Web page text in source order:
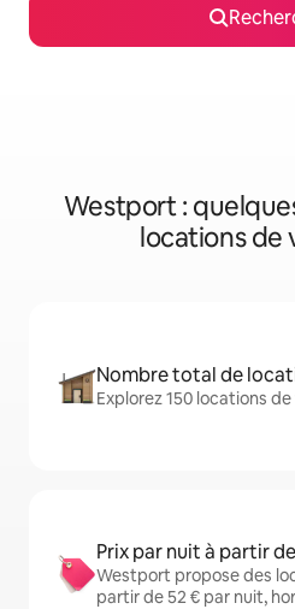
Westport :
locations de
Nombre total de
Explorez 150 locations
Prix par nuit à partir de
Westport propose des
partir de 52 € par nuit,